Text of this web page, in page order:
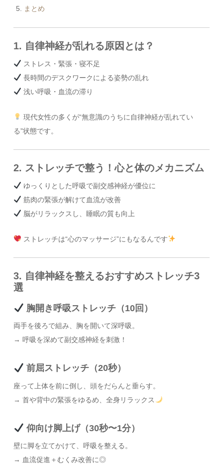
まとめ
1. 自律神経が乱れる原因とは？
ストレス・緊張・寝不足
長時間のデスクワークによる姿勢の乱れ
浅い呼吸・血流の滞り
現代女性の多くが“無意識のうちに自律神経が乱れてい
る”状態です。
2. ストレッチで整う！心と体のメカニズム
ゆっくりとした呼吸で副交感神経が優位に
筋肉の緊張が解けて血流が改善
脳がリラックスし、睡眠の質も向上
ストレッチは“心のマッサージ”にもなるんです
3. 自律神経を整えるおすすめストレッチ3
選
胸開き呼吸ストレッチ（10回）
両手を後ろで組み、胸を開いて深呼吸。
→ 呼吸を深めて副交感神経を刺激！
前屈ストレッチ（20秒）
座って上体を前に倒し、頭をだらんと垂らす。
→ 首や背中の緊張をゆるめ、全身リラックス
仰向け脚上げ（30秒〜1分）
壁に脚を立てかけて、呼吸を整える。
→ 血流促進＋むくみ改善に◎